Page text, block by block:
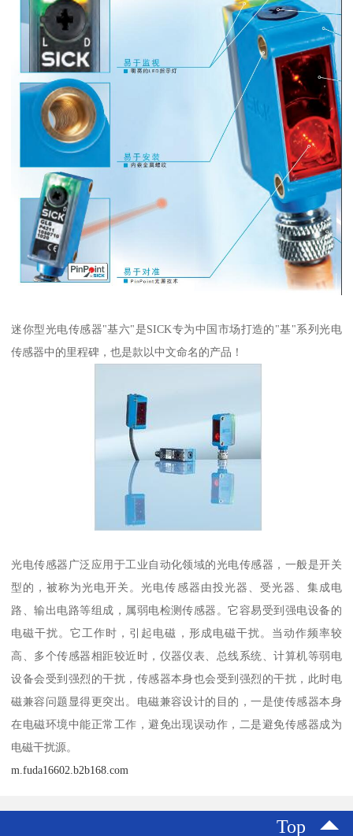
迷你型光电传感器"基六"是SICK专为中国市场打造的"基"系列光电
传感器中的里程碑，也是款以中文命名的产品！
光电传感器广泛应用于工业自动化领域的光电传感器，一般是开关
型的，被称为光电开关。光电传感器由投光器、受光器、集成电
路、输出电路等组成，属弱电检测传感器。它容易受到强电设备的
电磁干扰。它工作时，引起电磁，形成电磁干扰。当动作频率较
高、多个传感器相距较近时，仪器仪表、总线系统、计算机等弱电
设备会受到强烈的干扰，传感器本身也会受到强烈的干扰，此时电
磁兼容问题显得更突出。电磁兼容设计的目的，一是使传感器本身
在电磁环境中能正常工作，避免出现误动作，二是避免传感器成为
电磁干扰源。
m.fuda16602.b2b168.com
Top